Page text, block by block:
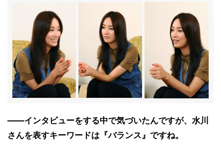
――インタビューをする中で気づいたんですが、水川
さんを表すキーワードは『バランス』ですね。